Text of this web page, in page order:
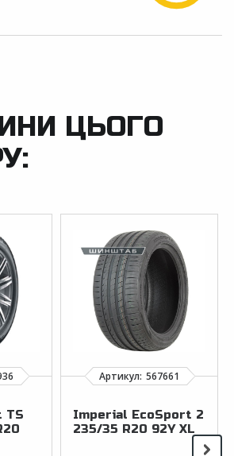
ЦЬОГО
TS
Imperial EcoSport 2
235/35 R20 92Y XL